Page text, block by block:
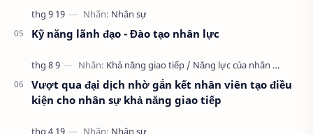
Kỹ năng lãnh đạo - Đào tạo nhân lực
Vượt qua đại dịch nhờ gắn kết nhân viên tạo điều
kiện cho nhân sự khả năng giao tiếp